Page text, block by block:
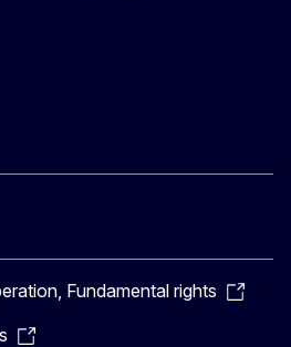
Fundamental rights